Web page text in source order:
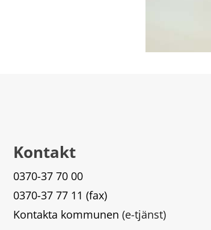
Kontakt
0370-37 70 00
0370-37 77 11 (fax)
Kontakta kommunen (e-tjänst)